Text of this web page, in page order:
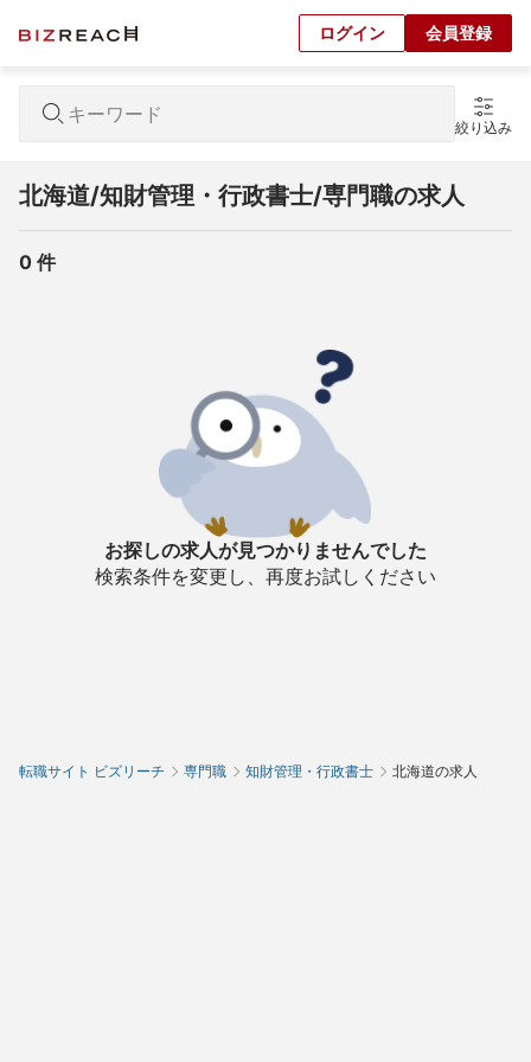
ログイン 会員登録
絞り込み
北海道/知財管理・行政書士/専門職の求人
0 件
お探しの求人が見つかりませんでした
検索条件を変更し、再度お試しください
転職サイト ビズリーチ 専門職 知財管理・行政書士 北海道の求人